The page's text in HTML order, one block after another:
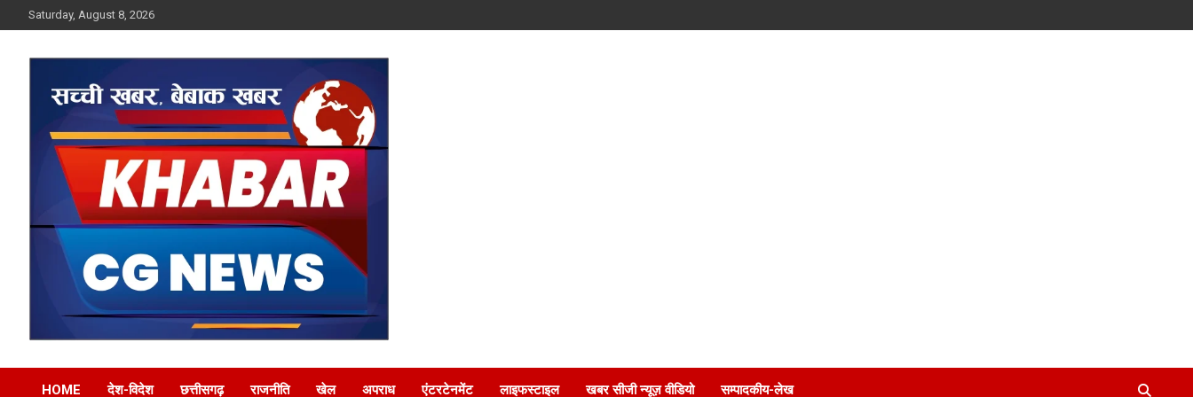
to
Saturday, August 8, 2026
Khabar CG News
HOME देश-विदेश छत्तीसगढ़ राजनीति खेल अपराध एंटरटेनमेंट लाइफस्टाइल खबर सीजी न्यूज़ वीडियो सम्पादकीय-लेख